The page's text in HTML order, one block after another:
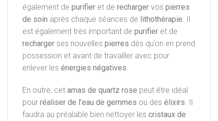
également de purifier et de recharger vos pierres
de soin après chaque séances de lithothérapie. Il
est également très important de purifier et de
recharger ses nouvelles pierres dès qu’on en prend
possession et avant de travailler avec pour
enlever les énergies négatives.
En outre, cet amas de quartz rose peut être idéal
pour réaliser de l’eau de gemmes ou des élixirs . Il
faudra au préalable bien nettoyer les cristaux de